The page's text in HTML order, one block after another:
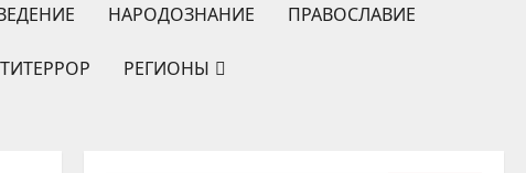
НАРОДОЗНАНИЕ ПРАВОСЛАВИЕ
РЕГИОНЫ